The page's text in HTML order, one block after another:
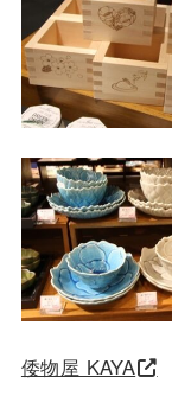
倭物屋 KAYA